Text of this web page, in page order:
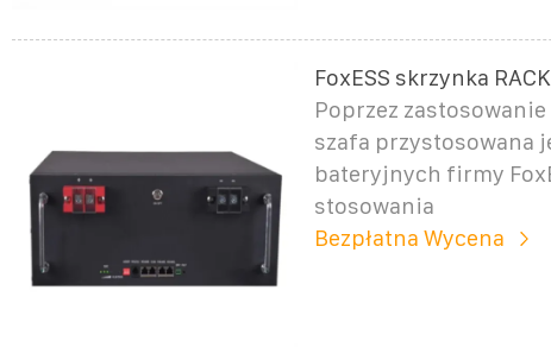
FoxESS skrzynka
Poprzez
szafa przystosowana
bateryjnych firmy
stosowania
Bezpłatna Wycena